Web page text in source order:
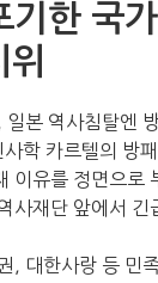
기한 국
일본 역사침탈엔
학 카르텔의 방
이유를 정면으로
사재단 앞에서
, 대한사랑 등 민